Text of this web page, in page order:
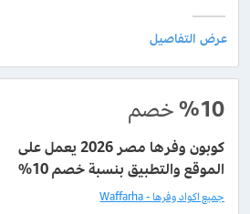
%10خصم
كوبون وفرها مصر 2026 يعمل على
الموقع والتطبيق بنسبة خصم 10%
جميع اكواد وفرها - Waffarha